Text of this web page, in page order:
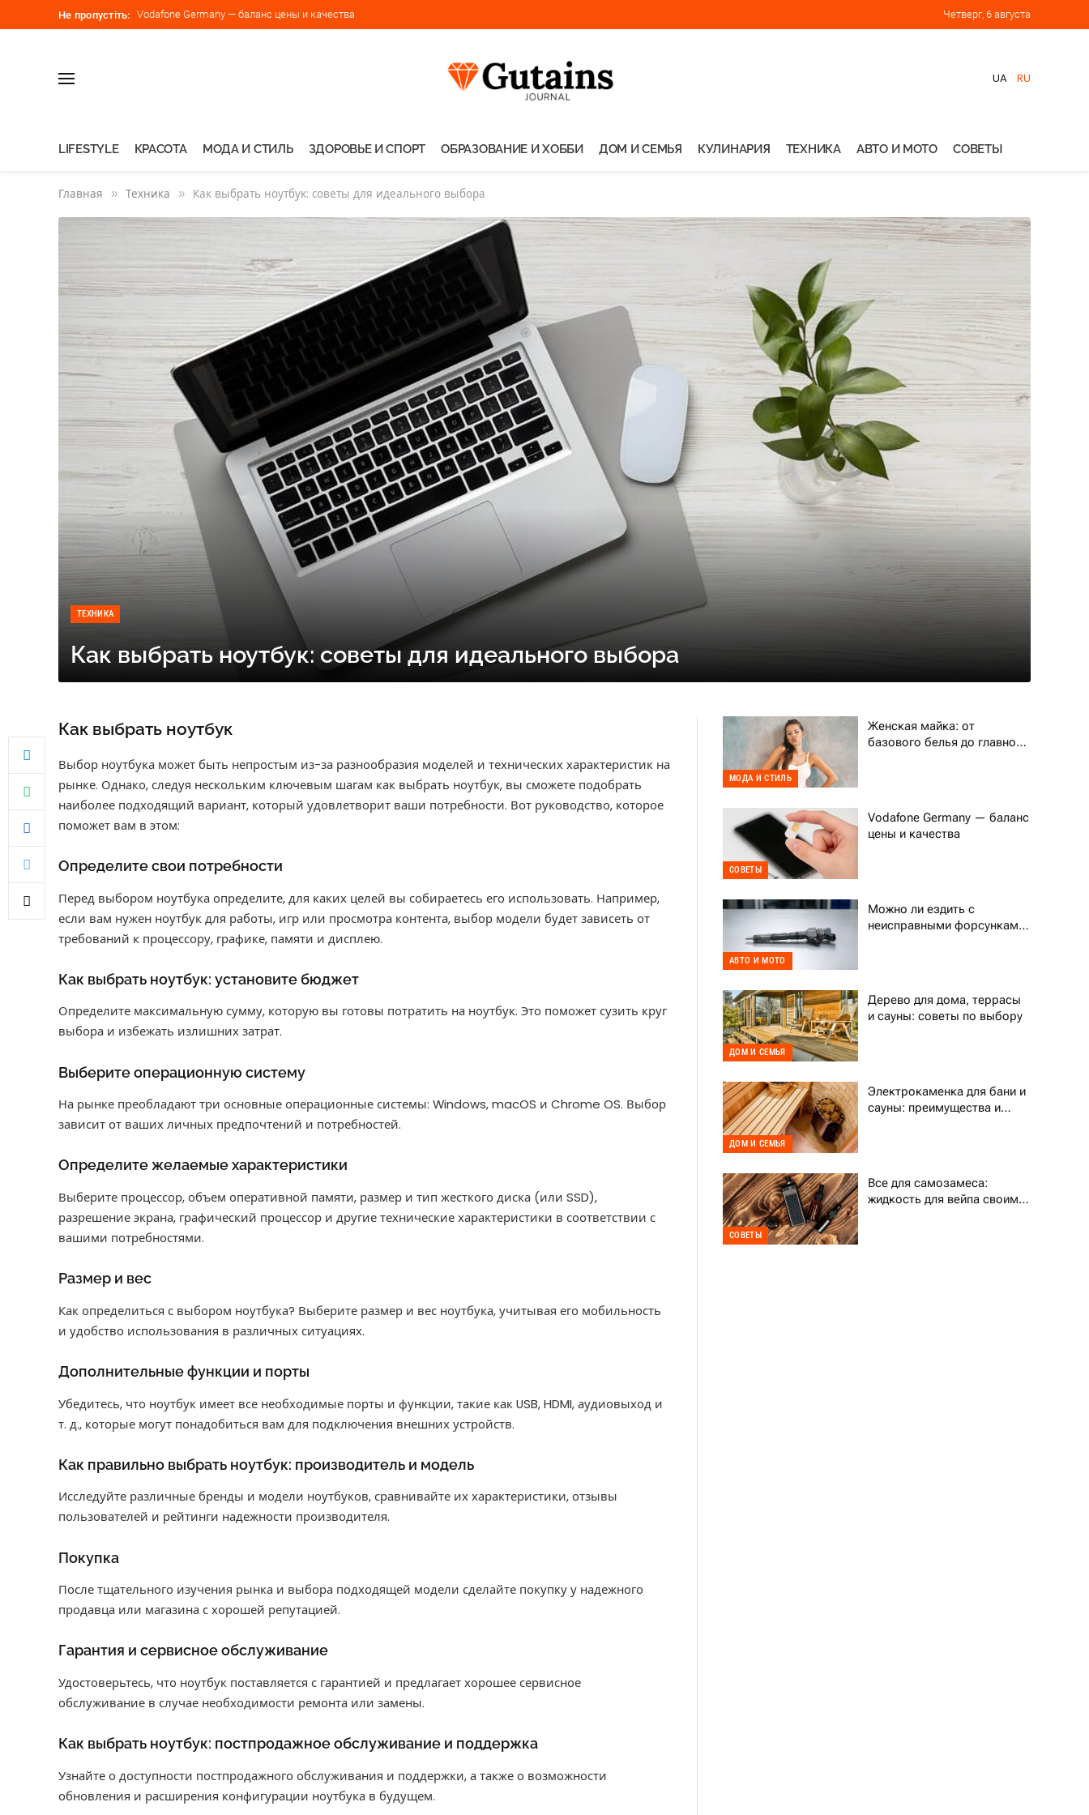
Не пропустіть: Vodafone Germany — баланс цены и качества Четверг, 6 августа
UA RU
LIFESTYLE КРАСОТА МОДА И СТИЛЬ ЗДОРОВЬЕ И СПОРТ ОБРАЗОВАНИЕ И ХОББИ ДОМ И СЕМЬЯ КУЛИНАРИЯ ТЕХНИКА АВТО И МОТО СОВЕТЫ
Главная » Техника » Как выбрать ноутбук: советы для идеального выбора
ТЕХНИКА
Как выбрать ноутбук: советы для идеального выбора
Как выбрать ноутбук
Выбор ноутбука может быть непростым из-за разнообразия моделей и технических характеристик на
рынке. Однако, следуя нескольким ключевым шагам как выбрать ноутбук, вы сможете подобрать
наиболее подходящий вариант, который удовлетворит ваши потребности. Вот руководство, которое
поможет вам в этом:
Определите свои потребности
Перед выбором ноутбука определите, для каких целей вы собираетесь его использовать. Например,
если вам нужен ноутбук для работы, игр или просмотра контента, выбор модели будет зависеть от
требований к процессору, графике, памяти и дисплею.
Как выбрать ноутбук: установите бюджет
Определите максимальную сумму, которую вы готовы потратить на ноутбук. Это поможет сузить круг
выбора и избежать излишних затрат.
Выберите операционную систему
На рынке преобладают три основные операционные системы: Windows, macOS и Chrome OS. Выбор
зависит от ваших личных предпочтений и потребностей.
Определите желаемые характеристики
Выберите процессор, объем оперативной памяти, размер и тип жесткого диска (или SSD),
разрешение экрана, графический процессор и другие технические характеристики в соответствии с
вашими потребностями.
Размер и вес
Как определиться с выбором ноутбука? Выберите размер и вес ноутбука, учитывая его мобильность
и удобство использования в различных ситуациях.
Дополнительные функции и порты
Убедитесь, что ноутбук имеет все необходимые порты и функции, такие как USB, HDMI, аудиовыход и
т. д., которые могут понадобиться вам для подключения внешних устройств.
Как правильно выбрать ноутбук: производитель и модель
Исследуйте различные бренды и модели ноутбуков, сравнивайте их характеристики, отзывы
пользователей и рейтинги надежности производителя.
Покупка
После тщательного изучения рынка и выбора подходящей модели сделайте покупку у надежного
продавца или магазина с хорошей репутацией.
Гарантия и сервисное обслуживание
Удостоверьтесь, что ноутбук поставляется с гарантией и предлагает хорошее сервисное
обслуживание в случае необходимости ремонта или замены.
Как выбрать ноутбук: постпродажное обслуживание и поддержка
Узнайте о доступности постпродажного обслуживания и поддержки, а также о возможности
обновления и расширения конфигурации ноутбука в будущем.
МОДА И СТИЛЬ
Женская майка: от
базового белья до главного
СОВЕТЫ
Vodafone Germany — баланс
цены и качества
АВТО И МОТО
Можно ли ездить с
неисправными форсунками
ДОМ И СЕМЬЯ
Дерево для дома, террасы
и сауны: советы по выбору
ДОМ И СЕМЬЯ
Электрокаменка для бани и
сауны: преимущества и
СОВЕТЫ
Все для самозамеса:
жидкость для вейпа своими